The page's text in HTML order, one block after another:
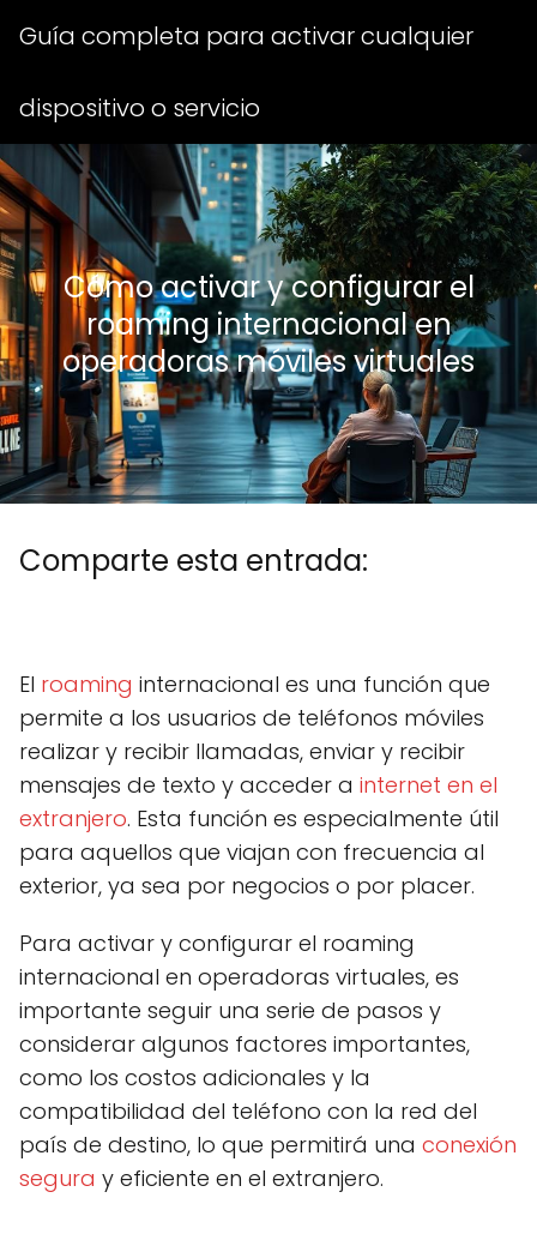
Guía completa para activar cualquier
dispositivo o servicio
Cómo activar y configurar el
roaming internacional en
operadoras móviles virtuales
Comparte esta entrada:
p
a
r
t
i
r
e
n
w
i
t
t
e
r
)
p
r
t
i
r
e
n
e
o
o
k
p
r
t
i
r
e
n
t
r
e
s
t
p
r
t
r
e
n
k
d
n
p
r
r
e
n
i
El roaming internacional es una función que
permite a los usuarios de teléfonos móviles
realizar y recibir llamadas, enviar y recibir
mensajes de texto y acceder a internet en el
extranjero. Esta función es especialmente útil
para aquellos que viajan con frecuencia al
exterior, ya sea por negocios o por placer.
Para activar y configurar el roaming
internacional en operadoras virtuales, es
importante seguir una serie de pasos y
considerar algunos factores importantes,
como los costos adicionales y la
compatibilidad del teléfono con la red del
país de destino, lo que permitirá una conexión
segura y eficiente en el extranjero.